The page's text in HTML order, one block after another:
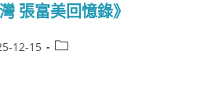
張富美回憶錄》
12-15